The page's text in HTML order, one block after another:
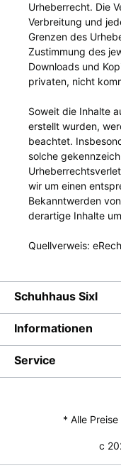
Urheberrecht. Die
Verbreitung und
Grenzen des
Zustimmung des
Downloads und
privaten, nicht
Soweit die Inhalte
erstellt wurden,
beachtet.
solche
wir um einen
Bekanntwerden
derartige Inhalte
Quellverweis:
Schuhhaus Sixl
Informationen
Service
* Alle
c